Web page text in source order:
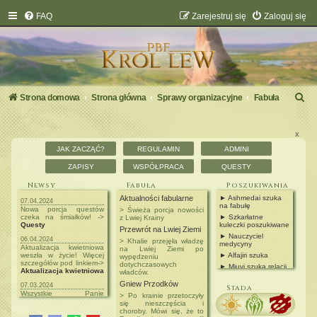
FAQ Zaloguj się
Zarejestruj się
Strona domowa Strona główna Sprawy organizacyjne Fabuła
S
z
x
JAK ZACZĄĆ? REGULAMIN ADMINI
ZAPISY WSPÓŁPRACA QUESTY
Newsy
07.04.2024
Nowa porcja questów
czeka na śmiałków! ->
Questy
06.04.2024
Aktualizacja kwietniowa
weszła w życie! Więcej
szczegółów pod linkiem->
Aktualizacja kwietniowa
07.03.2024
Wszystkie Panie
zapraszamy do wzięcia
Fabuła
Aktualności fabularne
> Świeża porcja nowości
z Lwiej Krainy
Przewrót na Lwiej Ziemi
> Khalie przejęła władzę
na Lwiej Ziemi po
wypędzeniu
dotychczasowych
władców.
Gniew Przodków
> Po krainie przetoczyły
się nieszczęścia i
choroby. Mówi się, że to
Poszukiwania
► Ashmedai szuka
na fabułę
► Szkarłatne
kuleczki poszukiwane
► Nauczyciel
medycyny
► Alfajiri szuka
► Mjuvi szuka relacji
nauczyciela
rzemieślnictwa
► Zadania od NPC
Stada